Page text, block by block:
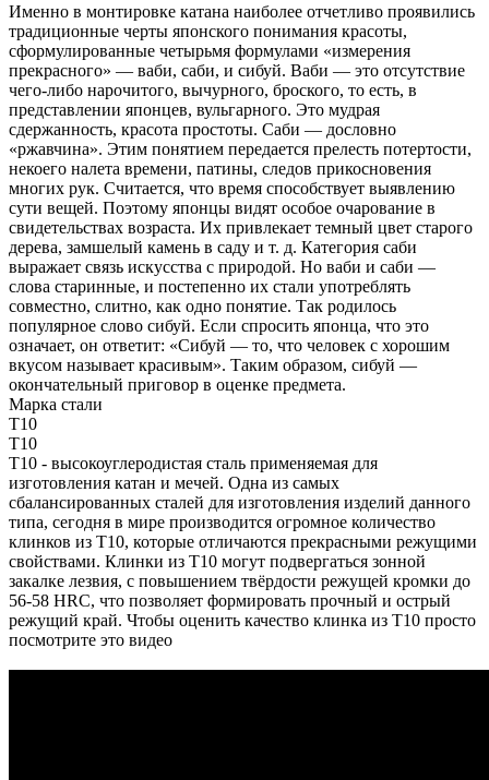
Именно в монтировке катана наиболее отчетливо проявились
традиционные черты японского понимания красоты,
сформулированные четырьмя формулами «измерения
прекрасного» — ваби, саби, и сибуй. Ваби — это отсутствие
чего-либо нарочитого, вычурного, броского, то есть, в
представлении японцев, вульгарного. Это мудрая
сдержанность, красота простоты. Саби — дословно
«ржавчина». Этим понятием передается прелесть потертости,
некоего налета времени, патины, следов прикосновения
многих рук. Считается, что время способствует выявлению
сути вещей. Поэтому японцы видят особое очарование в
свидетельствах возраста. Их привлекает темный цвет старого
дерева, замшелый камень в саду и т. д. Категория саби
выражает связь искусства с природой. Но ваби и саби —
слова старинные, и постепенно их стали употреблять
совместно, слитно, как одно понятие. Так родилось
популярное слово сибуй. Если спросить японца, что это
означает, он ответит: «Сибуй — то, что человек с хорошим
вкусом называет красивым». Таким образом, сибуй —
окончательный приговор в оценке предмета.
Марка стали
T10
T10
T10 - высокоуглеродистая сталь применяемая для
изготовления катан и мечей. Одна из самых
сбалансированных сталей для изготовления изделий данного
типа, сегодня в мире производится огромное количество
клинков из T10, которые отличаются прекрасными режущими
свойствами. Клинки из T10 могут подвергаться зонной
закалке лезвия, с повышением твёрдости режущей кромки до
56-58 HRC, что позволяет формировать прочный и острый
режущий край. Чтобы оценить качество клинка из T10 просто
посмотрите это видео